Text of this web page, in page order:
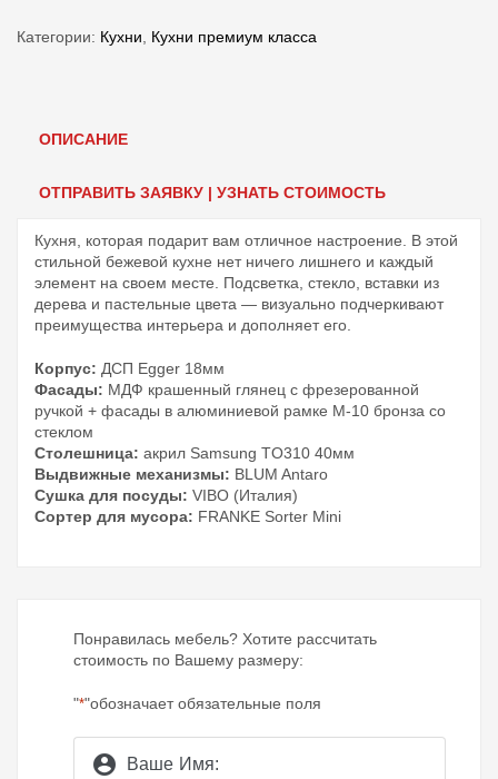
Категории: Кухни Кухни премиум класса
ОПИСАНИЕ
ОТПРАВИТЬ ЗАЯВКУ | УЗНАТЬ СТОИМОСТЬ
Кухня, которая подарит вам отличное настроение. В этой
стильной бежевой кухне нет ничего лишнего и каждый
элемент на своем месте. Подсветка, стекло, вставки из
дерева и пастельные цвета — визуально подчеркивают
преимущества интерьера и дополняет его.
Корпус: ДСП Egger 18мм
Фасады: МДФ крашенный глянец с фрезерованной
ручкой + фасады в алюминиевой рамке M-10 бронза со
стеклом
Столешница: акрил Samsung TO310 40мм
Выдвижные механизмы: BLUM Antaro
Сушка для посуды: VIBO (Италия)
Сортер для мусора: FRANKE Sorter Mini
Понравилась мебель? Хотите рассчитать
стоимость по Вашему размеру:
"*"обозначает обязательные поля
account_circle Ваше Имя: